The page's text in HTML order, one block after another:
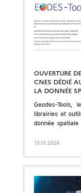
OUVERTURE
CNES DÉDIÉ
LA DONNÉE
Geodes-Tools,
librairies et
donnée
13.01.2026